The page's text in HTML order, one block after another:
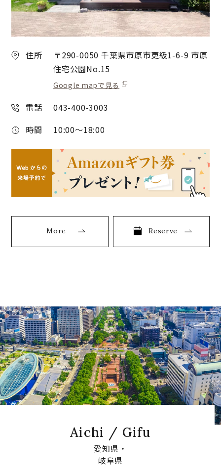
住所
〒290-0050 千葉県市原市更級1-6-9 市原
住宅公園No.15
Google mapで見る
電話
043-400-3003
時間
10:00～18:00
More Reserve
Aichi / Gifu
愛知県・
岐阜県